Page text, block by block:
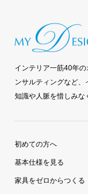
インテリア一筋40年
ンサルティングなど
知識や人脈を惜しみな
初めての方へ
基本仕様を見る
家具をゼロからつくる